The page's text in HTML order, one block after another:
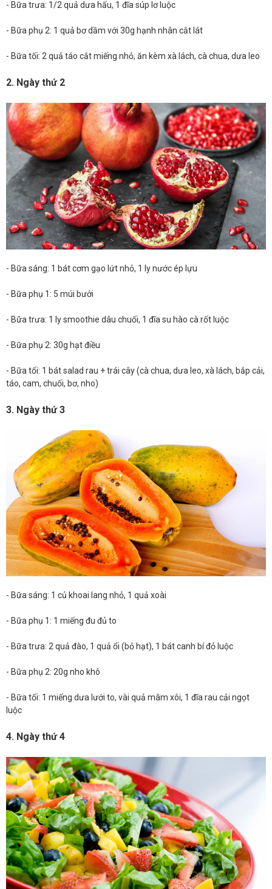
- Bữa trưa: 1/2 quả dưa hấu, 1 đĩa súp lơ luộc
- Bữa phụ 2: 1 quả bơ dầm với 30g hạnh nhân cắt lát
- Bữa tối: 2 quả táo cắt miếng nhỏ, ăn kèm xà lách, cà chua, dưa leo
2. Ngày thứ 2
- Bữa sáng: 1 bát cơm gạo lứt nhỏ, 1 ly nước ép lựu
- Bữa phụ 1: 5 múi bưởi
- Bữa trưa: 1 ly smoothie dâu chuối, 1 đĩa su hào cà rốt luộc
- Bữa phụ 2: 30g hạt điều
- Bữa tối: 1 bát salad rau + trái cây (cà chua, dưa leo, xà lách, bắp cải,
táo, cam, chuối, bơ, nho)
3. Ngày thứ 3
- Bữa sáng: 1 củ khoai lang nhỏ, 1 quả xoài
- Bữa phụ 1: 1 miếng đu đủ to
- Bữa trưa: 2 quả đào, 1 quả ổi (bỏ hạt), 1 bát canh bí đỏ luộc
- Bữa phụ 2: 20g nho khô
- Bữa tối: 1 miếng dưa lưới to, vài quả mâm xôi, 1 đĩa rau cải ngọt
luộc
4. Ngày thứ 4